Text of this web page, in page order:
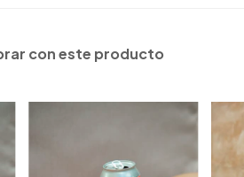
con este producto